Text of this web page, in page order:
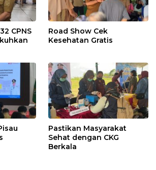
CPNS
Road Show Cek
Kesehatan Gratis
Pastikan Masyarakat
Sehat dengan CKG
Berkala